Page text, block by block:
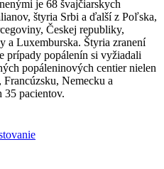
je 68 švajčiarskych
štyria Srbi a ďalší z Poľska,
Českej republiky,
a Luxemburska. Štyria zranení
prípady popálenín si vyžiadali
popáleninových centier nielen
Nemecku a
35 pacientov.